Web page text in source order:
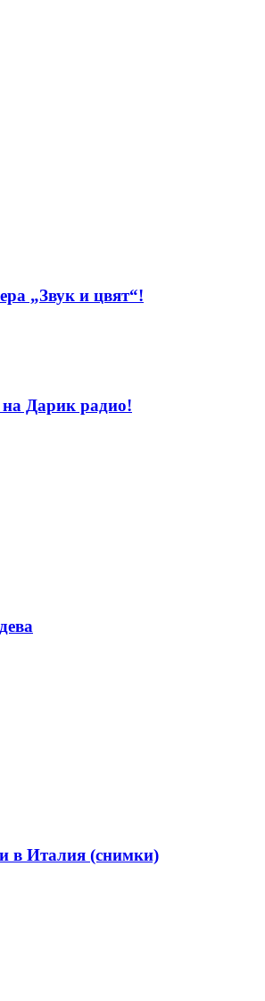
„Звук и цвят“!
на Дарик радио!
в Италия (снимки)